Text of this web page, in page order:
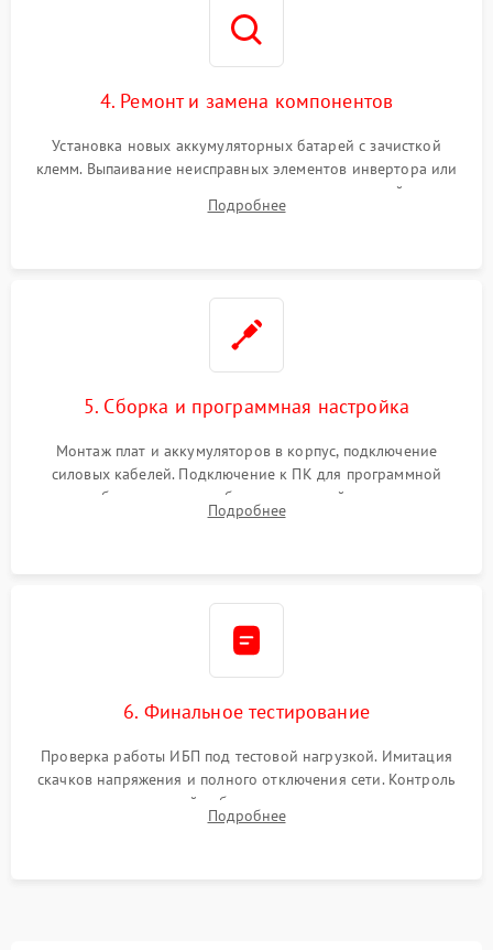
4. Ремонт и замена компонентов
Установка новых аккумуляторных батарей с зачисткой
клемм. Выпаивание неисправных элементов инвертора или
цепи зарядки и монтаж новых радиодеталей.
Восстановление поврежденных токоведущих дорожек и
Подробнее
5. Сборка и программная настройка
Монтаж плат и аккумуляторов в корпус, подключение
силовых кабелей. Подключение к ПК для программной
калибровки констант батареи, настройки порогов
срабатывания AVR и сброса счетчиков старения АКБ.
Подробнее
6. Финальное тестирование
Проверка работы ИБП под тестовой нагрузкой. Имитация
скачков напряжения и полного отключения сети. Контроль
времени автономной работы, температурного режима и
корректности формы выходного сигнала.
Подробнее